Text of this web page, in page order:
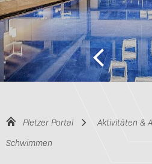
Pletzer Portal Aktivitäten &
Schwimmen